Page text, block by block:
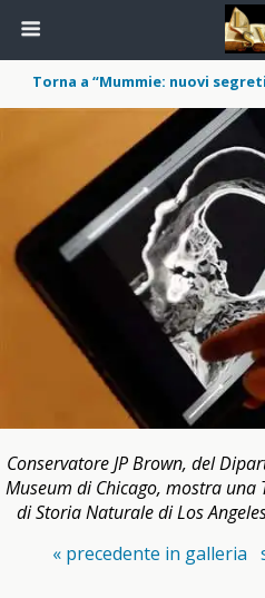
Torna a “Mummie: nuovi
Conservatore JP Brown, del
Museum di Chicago, mostra una
di Storia Naturale di Los
« precedente in galleria